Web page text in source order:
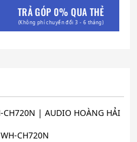
TRẢ GÓP 0% QUA THẺ
(Không phí chuyển đổi 3 - 6 tháng)
| AUDIO HOÀNG HẢI
CH720N